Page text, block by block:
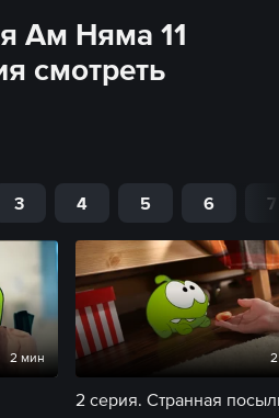
Ам Няма 11
смотреть
3 4 5 6 7
2 мин
2 серия. Странная